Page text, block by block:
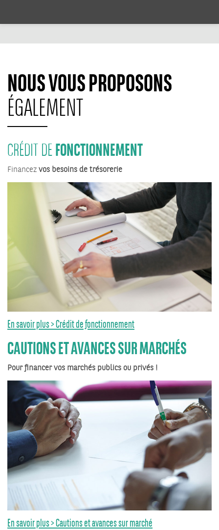
NOUS VOUS PROPOSONS
ÉGALEMENT
CRÉDIT DEFONCTIONNEMENT
Financezvos besoins de trésorerie
En savoir plus > Crédit de fonctionnement
CAUTIONS ET AVANCES SUR MARCHÉS
Pour financer vos marchés publics ou privés !
En savoir plus > Cautions et avances sur marché